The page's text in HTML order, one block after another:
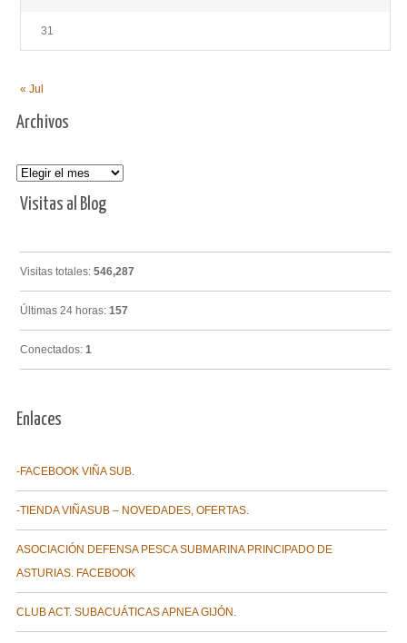
31
« Jul
Archivos
Archivos
Visitas al Blog
Visitas totales: 546,287
Últimas 24 horas: 157
Conectados: 1
Enlaces
-FACEBOOK VIÑA SUB.
-TIENDA VIÑASUB – NOVEDADES, OFERTAS.
ASOCIACIÓN DEFENSA PESCA SUBMARINA PRINCIPADO DE
ASTURIAS. FACEBOOK
CLUB ACT. SUBACUÁTICAS APNEA GIJÓN.